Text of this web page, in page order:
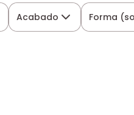
Acabado Forma